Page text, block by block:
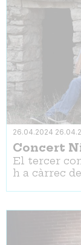
26.04.2024
Concert
El tercer
h a càrrec